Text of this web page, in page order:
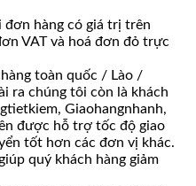
hàng có giá trị trên
VAT và hoá đơn đỏ trực
toàn quốc / Lào /
ra chúng tôi còn là khách
Giaohangnhanh,
được hỗ trợ tốc độ giao
tốt hơn các đơn vị khác.
quý khách hàng giảm